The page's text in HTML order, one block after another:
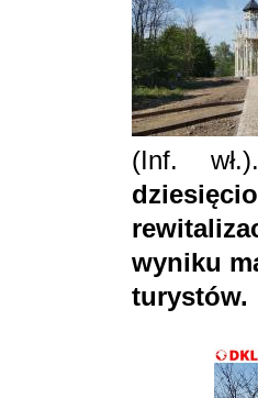
(Inf.
wyniku
turystów.